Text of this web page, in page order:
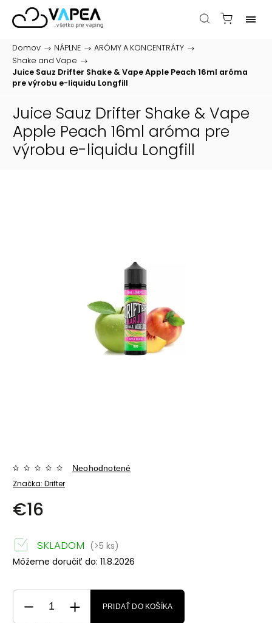
Domov / NÁPLNE / ARÓMY A KONCENTRÁTY /
Shake and Vape /
Juice Sauz Drifter Shake & Vape Apple Peach 16ml aróma
pre výrobu e-liquidu Longfill
Juice Sauz Drifter Shake & Vape
Apple Peach 16ml aróma pre
výrobu e-liquidu Longfill
Značka: Drifter
Neohodnotené
€16
SKLADOM (>5 ks)
Môžeme doručiť do: 11.8.2026
PRIDAŤ DO KOŠÍKA